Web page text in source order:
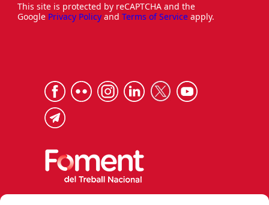
This site is protected by reCAPTCHA and the
Google Privacy Policy and Terms of Service apply.